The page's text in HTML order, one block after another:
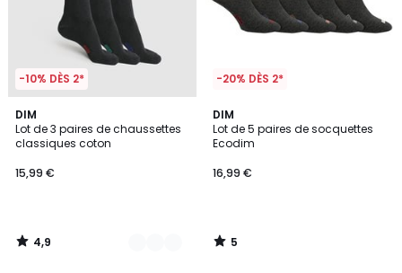
-10% DÈS 2*
DIM
Lot de 3 paires de chaussettes
classiques coton
15,99 €
4,9
/ 5
4
Couleurs
4,9
/
-20% DÈS 2*
DIM
Lot de 5 paires de socquettes
Ecodim
16,99 €
5
/
5
5
/